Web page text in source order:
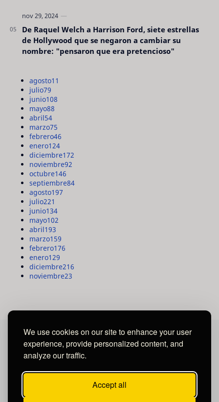
We use cookies on our site to enhance your user
experience, provide personalized content, and
analyze our traffic.
Accept all
De Raquel Welch a Harrison Ford, siete estrellas
de Hollywood que se negaron a cambiar su
nombre: "pensaron que era pretencioso"
agosto11
julio79
junio108
mayo88
abril54
marzo75
febrero46
enero124
diciembre172
noviembre92
octubre146
septiembre84
agosto197
julio221
junio134
mayo102
abril193
marzo159
febrero176
enero129
diciembre216
noviembre23
MAYA MEDIA GROUP
Ubicados en Tegucigalpa - Honduras.